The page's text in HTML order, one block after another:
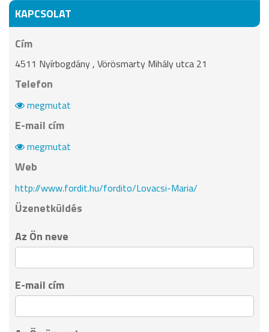
KAPCSOLAT
Cím
4511 Nyírbogdány , Vörösmarty Mihály utca 21
Telefon
megmutat
E-mail cím
megmutat
Web
http://www.fordit.hu/fordito/Lovacsi-Maria/
Üzenetküldés
Az Ön neve
E-mail cím